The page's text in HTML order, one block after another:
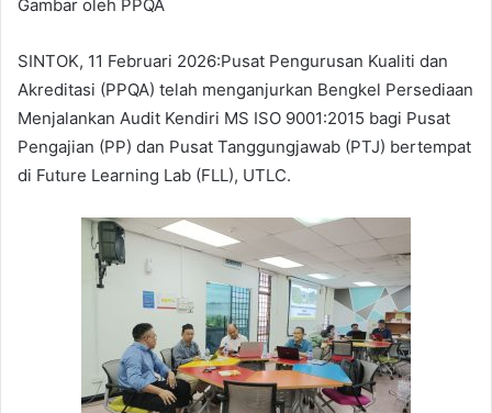
Gambar oleh PPQA
SINTOK, 11 Februari 2026:Pusat Pengurusan Kualiti dan
Akreditasi (PPQA) telah menganjurkan Bengkel Persediaan
Menjalankan Audit Kendiri MS ISO 9001:2015 bagi Pusat
Pengajian (PP) dan Pusat Tanggungjawab (PTJ) bertempat
di Future Learning Lab (FLL), UTLC.